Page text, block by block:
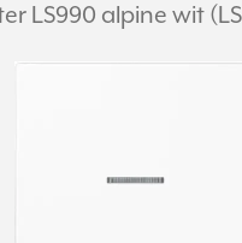
LS990 alpine wit